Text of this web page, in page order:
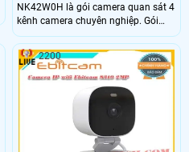
NK42W0H là gói camera quan sát 4
kênh camera chuyên nghiệp. Gói
bao gồm 4 camera IP WIFI DS-
2CV1021G1-IDW và 1 đầu ghi IP
WIFI NVR DS-7104NI-K1/W/M. kênh
H.265+ chính hãng, chất lượng tốt
2200